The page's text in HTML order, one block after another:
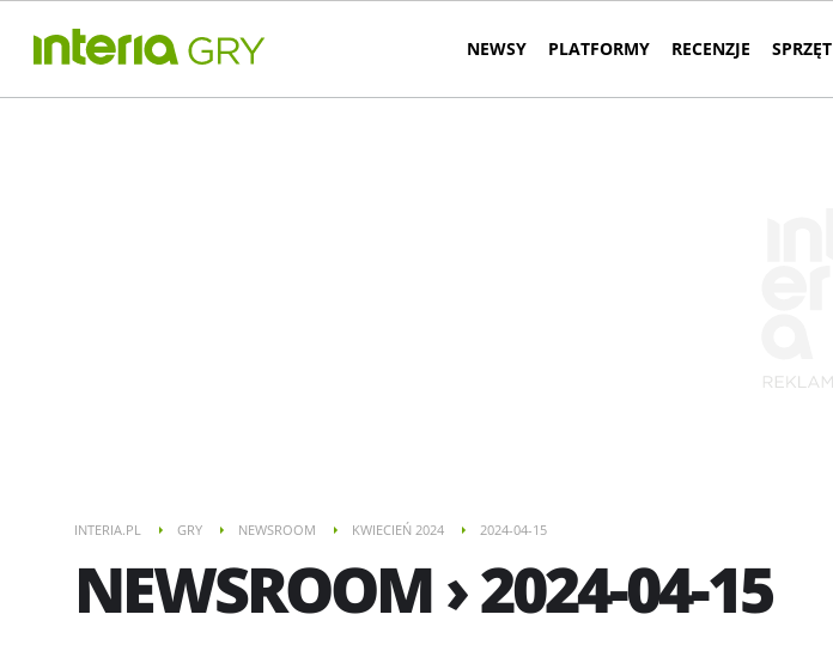
NEWSY PLATFORMY RECENZJE SPRZĘT
INTERIA.PL GRY NEWSROOM KWIECIEŃ 2024 2024-04-15
NEWSROOM › 2024-04-15